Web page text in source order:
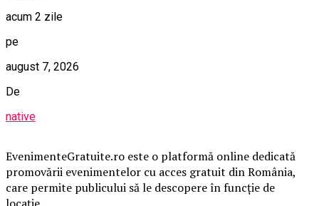
acum 2 zile
pe
august 7, 2026
De
native
EvenimenteGratuite.ro este o platformă online dedicată
promovării evenimentelor cu acces gratuit din România,
care permite publicului să le descopere în funcție de